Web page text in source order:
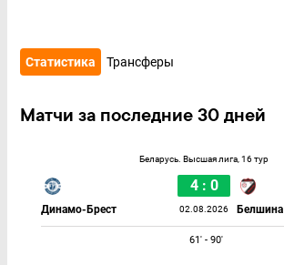
Статистика Трансферы
Матчи за последние 30 дней
Беларусь. Высшая лига, 16 тур
Динамо-Брест
4 : 0
02.08.2026 Белшина
61' - 90'